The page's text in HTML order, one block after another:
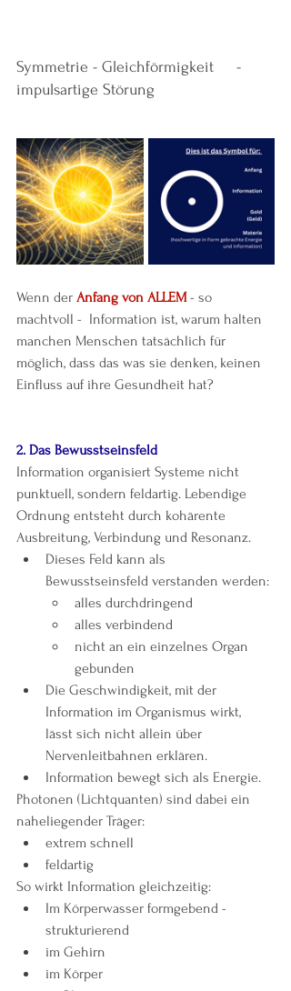
Symmetrie - Gleichförmigkeit     -
impulsartige Störung
Wenn der Anfang von ALLEM - so
machtvoll -  Information ist, warum halten
manchen Menschen tatsächlich für
möglich, dass das was sie denken, keinen
Einfluss auf ihre Gesundheit hat?
2. Das Bewusstseinsfeld
Information organisiert Systeme nicht
punktuell, sondern feldartig. Lebendige
Ordnung entsteht durch kohärente
Ausbreitung, Verbindung und Resonanz.
Dieses Feld kann als
Bewusstseinsfeld verstanden werden:
alles durchdringend
alles verbindend
nicht an ein einzelnes Organ
gebunden
Die Geschwindigkeit, mit der
Information im Organismus wirkt,
lässt sich nicht allein über
Nervenleitbahnen erklären.
Information bewegt sich als Energie.
Photonen (Lichtquanten) sind dabei ein
naheliegender Träger:
extrem schnell
feldartig
So wirkt Information gleichzeitig:
Im Körperwasser formgebend -
strukturierend
im Gehirn
im Körper